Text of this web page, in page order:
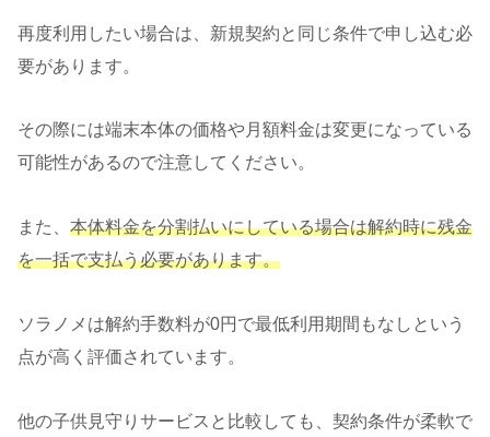
再度利用したい場合は、新規契約と同じ条件で申し込む必
要があります。
その際には端末本体の価格や月額料金は変更になっている
可能性があるので注意してください。
また、 本体料金を分割払いにしている場合は解約時に残金
を一括で支払う必要があります。
ソラノメは解約手数料が0円で最低利用期間もなしという
点が高く評価されています。
他の子供見守りサービスと比較しても、契約条件が柔軟で